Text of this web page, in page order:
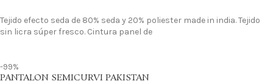
Tejido efecto seda de 80% seda y 20% poliester made in india. Tejido
sin licra súper fresco. Cintura panel de
-99%
PANTALON SEMICURVI PAKISTAN